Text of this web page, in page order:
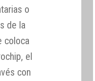
o
de la
coloca
el
con